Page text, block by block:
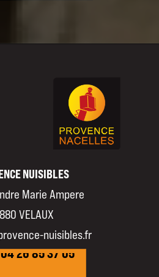
NUISIBLES
Marie Ampere
VELAUX
nuisibles.fr
04 26 85 37 05
04 26 85 37 05